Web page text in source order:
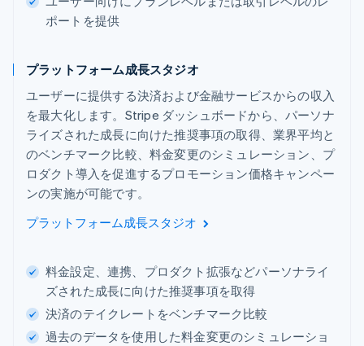
ポートを提供
プラットフォーム成長スタジオ
ユーザーに提供する決済および金融サービスからの収入
を最大化します。Stripe ダッシュボードから、パーソナ
ライズされた成長に向けた推奨事項の取得、業界平均と
のベンチマーク比較、料金変更のシミュレーション、プ
ロダクト導入を促進するプロモーション価格キャンペー
ンの実施が可能です。
プラットフォーム成長スタジオ
料金設定、連携、プロダクト拡張などパーソナライ
ズされた成長に向けた推奨事項を取得
決済のテイクレートをベンチマーク比較
過去のデータを使用した料金変更のシミュレーショ